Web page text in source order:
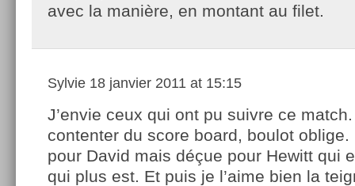
avec la manière, en montant au filet.
Sylvie 18 janvier 2011 at 15:15
J’envie ceux qui ont pu suivre ce match.
contenter du score board, boulot oblige.
pour David mais déçue pour Hewitt qui
qui plus est. Et puis je l’aime bien la